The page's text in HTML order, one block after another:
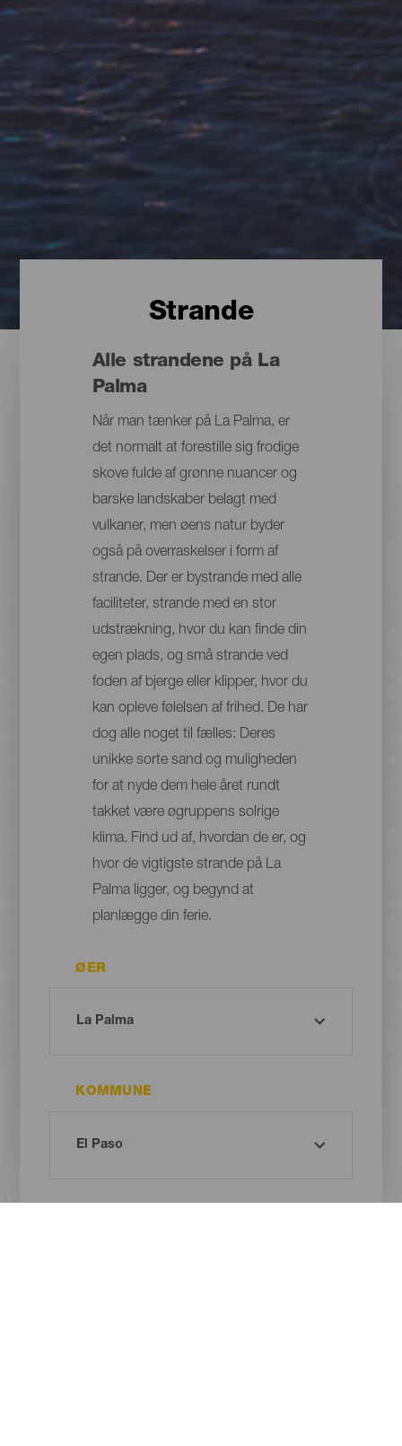
Strande
Alle strandene på La
Palma
Når man tænker på La Palma, er
det normalt at forestille sig frodige
skove fulde af grønne nuancer og
barske landskaber belagt med
vulkaner, men øens natur byder
også på overraskelser i form af
strande. Der er bystrande med alle
faciliteter, strande med en stor
udstrækning, hvor du kan finde din
egen plads, og små strande ved
foden af bjerge eller klipper, hvor du
kan opleve følelsen af frihed. De har
dog alle noget til fælles: Deres
unikke sorte sand og muligheden
for at nyde dem hele året rundt
takket være øgruppens solrige
klima. Find ud af, hvordan de er, og
hvor de vigtigste strande på La
Palma ligger, og begynd at
planlægge din ferie.
ØER
KOMMUNE